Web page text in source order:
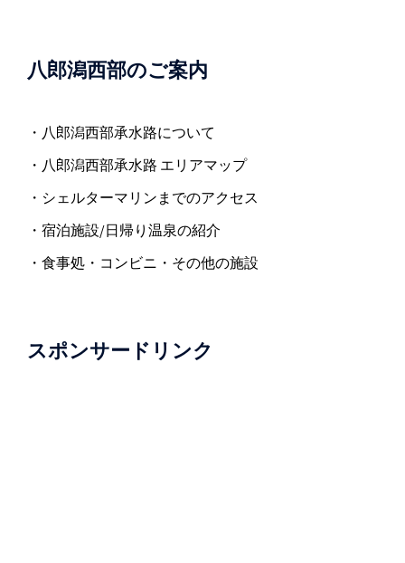
八郎潟西部のご案内
・八郎潟西部承水路について
・八郎潟西部承水路 エリアマップ
・シェルターマリンまでのアクセス
・宿泊施設/日帰り温泉の紹介
・食事処・コンビニ・その他の施設
スポンサードリンク